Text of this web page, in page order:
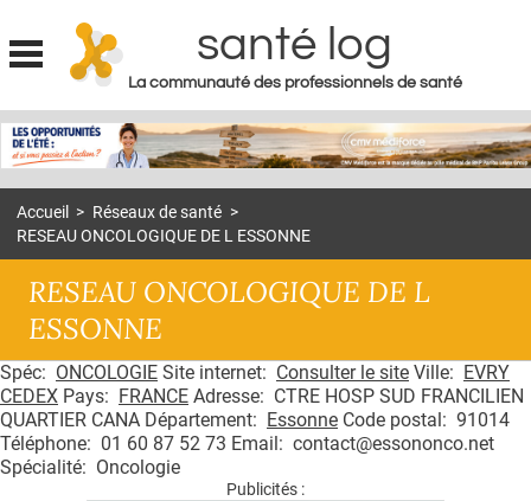
Jump to navigation
santé log
La communauté des professionnels de santé
MON COMPTE
S'ABONNER À LA REVUE SOIN À DOMICILE
DOSSIERS
RÉSEAUX
E-REVUE SAD
THÉMA
Accueil > Réseaux de santé >
RESEAU ONCOLOGIQUE DE L ESSONNE
RESEAU ONCOLOGIQUE DE L
ESSONNE
Spéc: ONCOLOGIE Site internet: Consulter le site Ville: EVRY
CEDEX Pays: FRANCE Adresse: CTRE HOSP SUD FRANCILIEN
QUARTIER CANA Département: Essonne Code postal: 91014
Téléphone: 01 60 87 52 73 Email: contact@essononco.net
Spécialité: Oncologie
Publicités :